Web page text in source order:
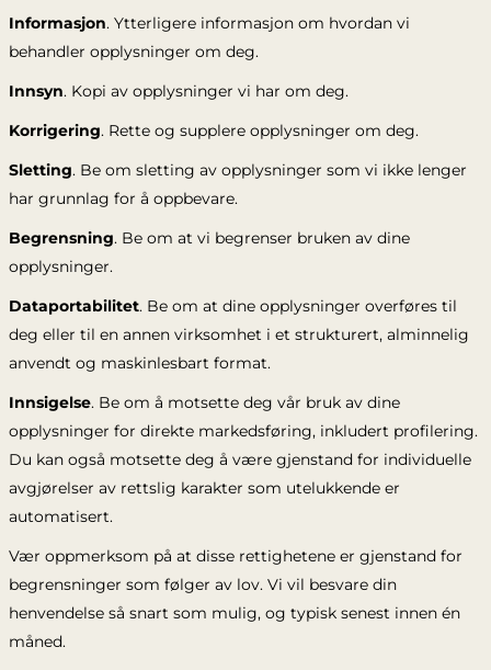
Informasjon. Ytterligere informasjon om hvordan vi
behandler opplysninger om deg.
Innsyn. Kopi av opplysninger vi har om deg.
Korrigering. Rette og supplere opplysninger om deg.
Sletting. Be om sletting av opplysninger som vi ikke lenger
har grunnlag for å oppbevare.
Begrensning. Be om at vi begrenser bruken av dine
opplysninger.
Dataportabilitet. Be om at dine opplysninger overføres til
deg eller til en annen virksomhet i et strukturert, alminnelig
anvendt og maskinlesbart format.
Innsigelse. Be om å motsette deg vår bruk av dine
opplysninger for direkte markedsføring, inkludert profilering.
Du kan også motsette deg å være gjenstand for individuelle
avgjørelser av rettslig karakter som utelukkende er
automatisert.
Vær oppmerksom på at disse rettighetene er gjenstand for
begrensninger som følger av lov. Vi vil besvare din
henvendelse så snart som mulig, og typisk senest innen én
måned.